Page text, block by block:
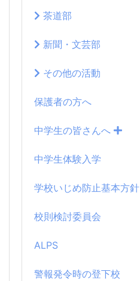
茶道部
新聞・文芸部
その他の活動
保護者の方へ
中学生の皆さんへ
中学生体験入学
学校いじめ防止基本方針
校則検討委員会
ALPS
警報発令時の登下校